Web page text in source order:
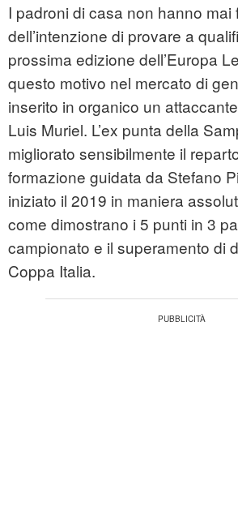
I padroni di casa non hanno mai
dell’intenzione di provare a
prossima edizione dell’Europa
questo motivo nel mercato di
inserito in organico un
Luis Muriel. L’ex punta della
migliorato sensibilmente il
formazione guidata da Stefano
iniziato il 2019 in maniera
come dimostrano i 5 punti in 3
campionato e il superamento di
Coppa Italia.